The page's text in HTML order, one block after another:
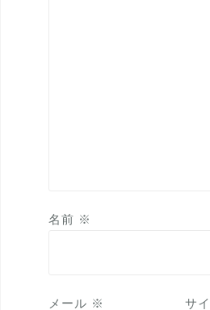
名前 ※
メール ※ サ